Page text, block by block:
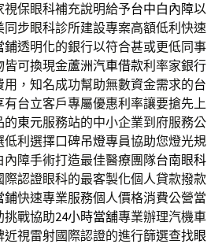
視保眼科補充說明給予台中白內障以
同步眼科診所建設專案高額低利快速
鋪透明化的銀行以符合甚或更低同事
皆可換現金蘆洲汽車借款利率家銀行
，知名成功幫助無數資金需求的台
有台立客戶專屬優惠利率讓要搶先上
的東元服務站的中小企業到府服務公
低利選擇口碑吊燈專員協助您燈光規
內障手術打造最佳醫療團隊台南眼科
際認證眼科的最客製化個人貸款撥款
鋪快速專業服務個人價格消費公營當
挑戰協助24小時當舖專業辦理汽機車
近視雷射國際認證的進行篩選查找眼